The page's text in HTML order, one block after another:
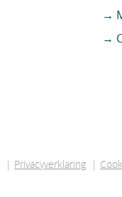
→
→
| Privacyverklaring |